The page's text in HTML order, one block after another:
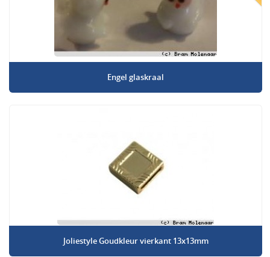
Engel glaskraal
Joliestyle Goudkleur vierkant 13x13mm